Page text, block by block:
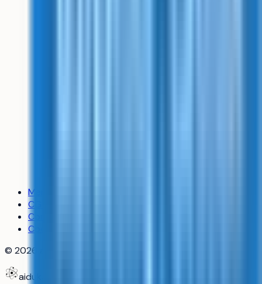
Mentions légales
CGU
Confidentialité
Cookies
© 2026
aiduka